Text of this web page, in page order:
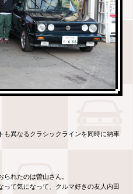
も異なるクラシックラインを同時に納車
れたのは曽山さん。
て気になって、クルマ好きの友人内田